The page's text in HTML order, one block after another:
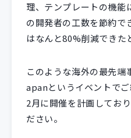
理、テンプレートの機能
の開発者の工数を節約
はなんと80%削減できた
このような海外の最先
apanというイベントで
2月に開催を計画してお
ださい。